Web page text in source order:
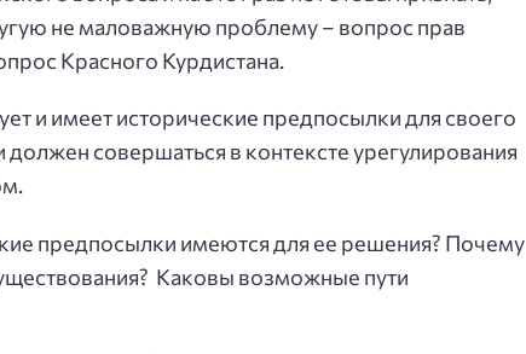
не маловажную проблему – вопрос прав
Красного Курдистана.
и имеет исторические предпосылки для своего
совершаться в контексте урегулирования
предпосылки имеются для ее решения? Почему
Каковы возможные пути